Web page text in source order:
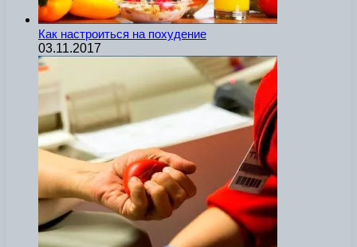
Как настроиться на похудение
03.11.2017